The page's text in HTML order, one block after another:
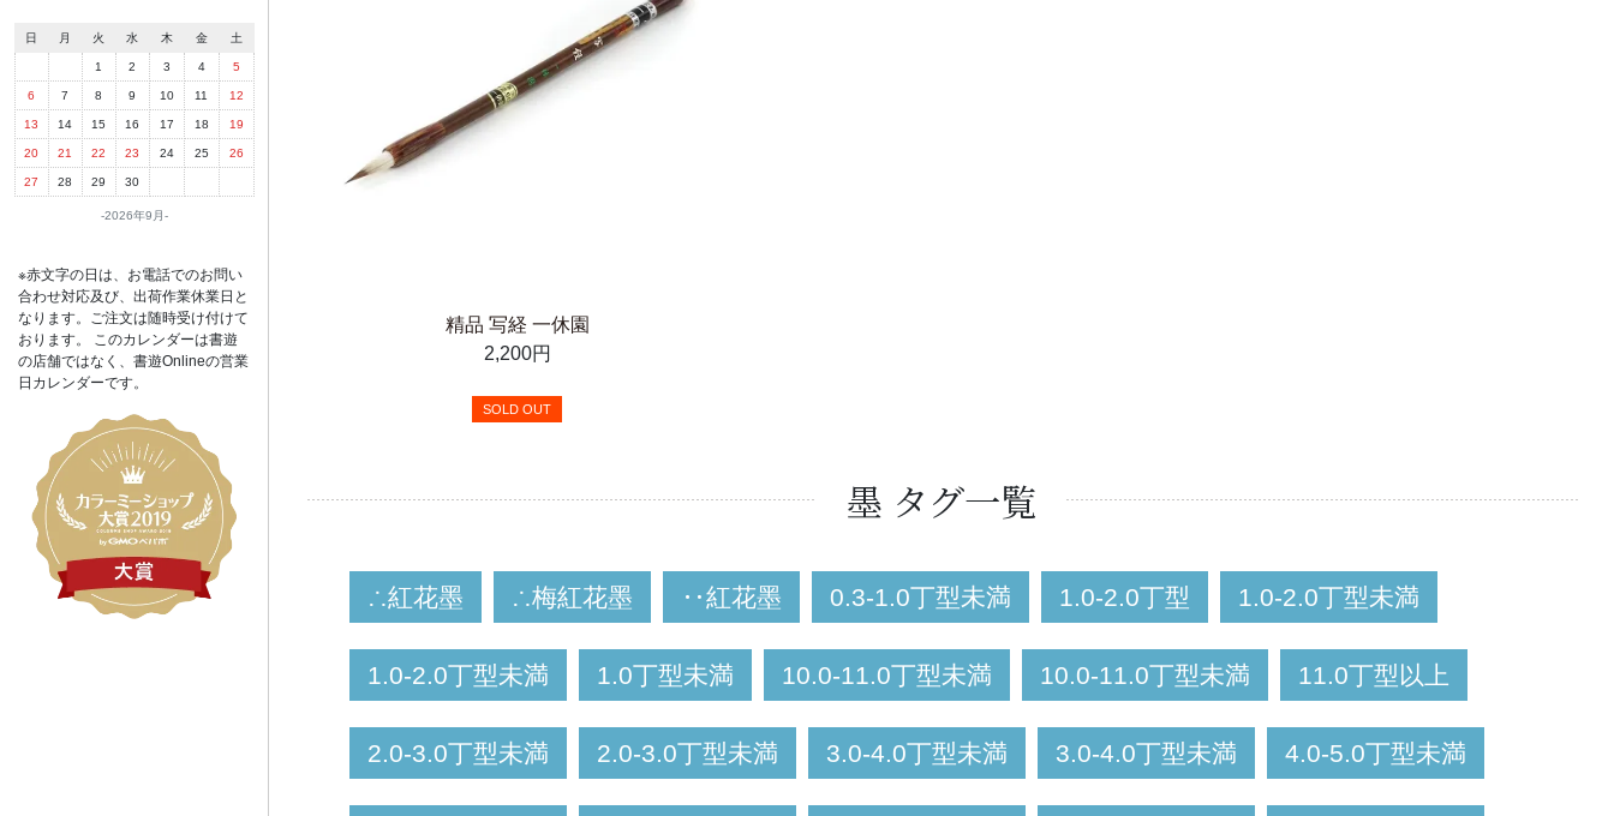
精品 写経 一休園
2,200円
SOLD OUT
墨 タグ一覧
∴紅花墨 ∴梅紅花墨 ‥紅花墨 0.3-1.0丁型未満 1.0-2.0丁型 1.0-2.0丁型未満
1.0-2.0丁型未満 1.0丁型未満 10.0-11.0丁型未満 10.0-11.0丁型未満 11.0丁型以上
2.0-3.0丁型未満 2.0-3.0丁型未満 3.0-4.0丁型未満 3.0-4.0丁型未満 4.0-5.0丁型未満
2026年9月
日 月 火 水 木 金 土
1 2 3 4 5
6 7 8 9 10 11 12
13 14 15 16 17 18 19
20 21 22 23 24 25 26
27 28 29 30
※赤文字の日は、お電話でのお問い
合わせ対応及び、出荷作業休業日と
なります。ご注文は随時受け付けて
おります。 このカレンダーは書遊
の店舗ではなく、書遊Onlineの営業
日カレンダーです。